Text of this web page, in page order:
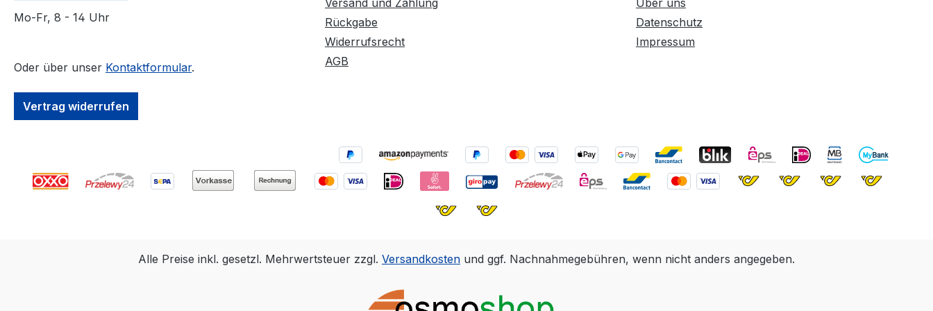
mit Handgriff 150 mm
Teleskopstiel mit Quick
Connect Verbindung 120
- 200 cm
mm breit 1 Rollen-
Hand und ermöglicht ein
gleichmäßiges Auftragen
optimal pflegen und
schützen möchten.
Mo-Fr, 8 - 14 Uhr
Oder über unser Kontaktformular.
Vertrag widerrufen
Versand und Zahlung
Rückgabe
Widerrufsrecht
AGB
Über uns
Datenschutz
Impressum
Alle Preise inkl. gesetzl. Mehrwertsteuer zzgl. Versandkosten und ggf. Nachnahmegebühren, wenn nicht anders angegeben.